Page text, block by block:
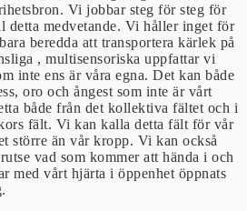
Vi jobbar steg för steg för
detta medvetande. Vi håller inget för
beredda att transportera kärlek på
, multisensoriska uppfattar vi
inte ens är våra egna. Det kan både
oro och ångest som inte är vårt
både från det kollektiva fältet och i
fält. Vi kan kalla detta fält för vår
större än vår kropp. Vi kan också
vad som kommer att hända i och
med vårt hjärta i öppenhet öppnats